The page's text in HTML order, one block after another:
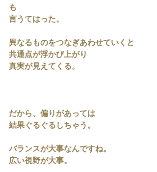
も
言うてはった。
異なるものをつなぎあわせていくと
共通点が浮かび上がり
真実が見えてくる。
だから、偏りがあっては
結果ぐるぐるしちゃう。
バランスが大事なんですね。
広い視野が大事。